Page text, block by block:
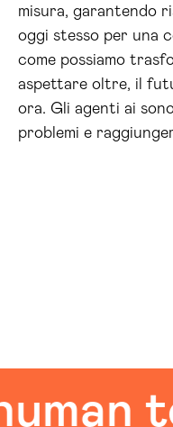
misura, garantendo
oggi stesso per una
come possiamo
aspettare oltre, il
ora. Gli agenti ai
problemi e